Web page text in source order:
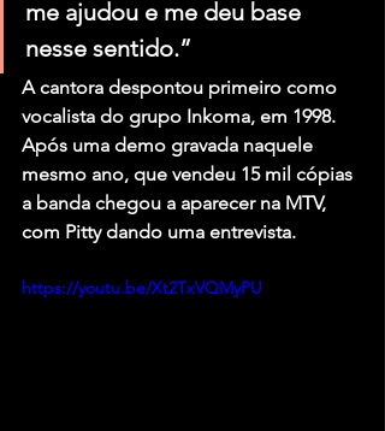
me ajudou e me deu base
nesse sentido.”
A cantora despontou primeiro como
vocalista do grupo Inkoma, em 1998.
Após uma demo gravada naquele
mesmo ano, que vendeu 15 mil cópias
a banda chegou a aparecer na MTV,
com Pitty dando uma entrevista.
https://youtu.be/Xt2TxVQMyPU